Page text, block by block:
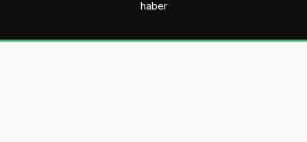
haber